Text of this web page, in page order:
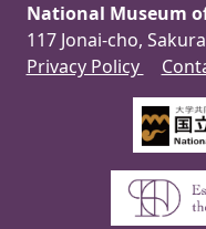
National Museum
117 Jonai-cho,
Privacy Policy